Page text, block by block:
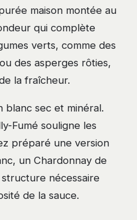
maison montée au
qui complète
verts, comme des
des asperges rôties,
la fraîcheur.
blanc sec et minéral.
Fumé souligne les
préparé une version
un Chardonnay de
nécessaire
de la sauce.